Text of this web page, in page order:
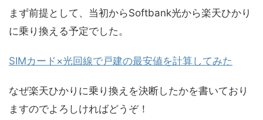
まず前提として、当初からSoftbank光から楽天ひかり
に乗り換える予定でした。
SIMカード×光回線で戸建の最安値を計算してみた
なぜ楽天ひかりに乗り換えを決断したかを書いており
ますのでよろしければどうぞ！